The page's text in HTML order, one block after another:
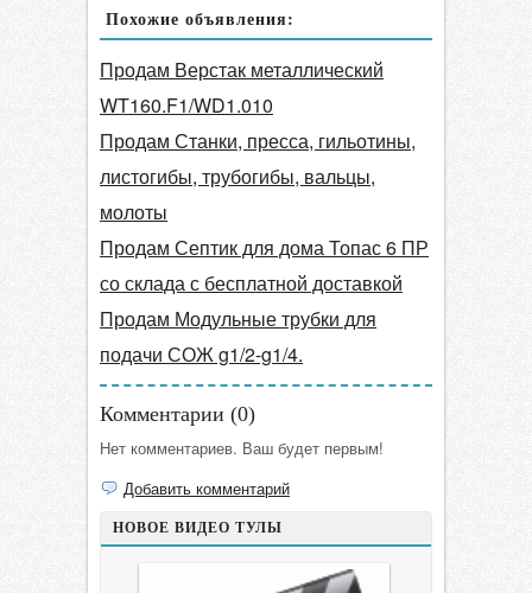
Похожие объявления:
Продам Верстак металлический
WT160.F1/WD1.010
Продам Станки, пресса, гильотины,
листогибы, трубогибы, вальцы,
молоты
Продам Септик для дома Топас 6 ПР
со склада с бесплатной доставкой
Продам Модульные трубки для
подачи СОЖ g1/2-g1/4.
Комментарии (0)
Нет комментариев. Ваш будет первым!
Добавить комментарий
НОВОЕ ВИДЕО ТУЛЫ